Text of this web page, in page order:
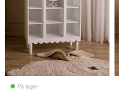
På lager